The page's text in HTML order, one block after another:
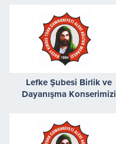
Lefke Şubesi Birlik ve
Dayanışma Konserimizi